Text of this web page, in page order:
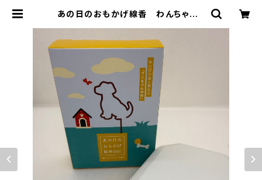
あの日のおもかげ線香 わんちゃん |